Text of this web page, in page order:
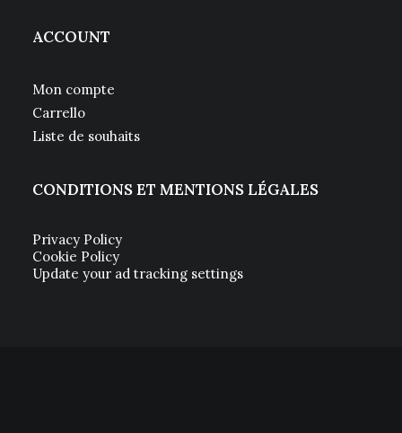
ACCOUNT
Mon compte
Carrello
Liste de souhaits
CONDITIONS ET MENTIONS LÉGALES
Privacy Policy
Cookie Policy
Update your ad tracking settings